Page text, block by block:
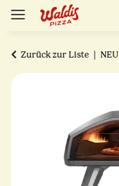
Zurück zur Liste NEU